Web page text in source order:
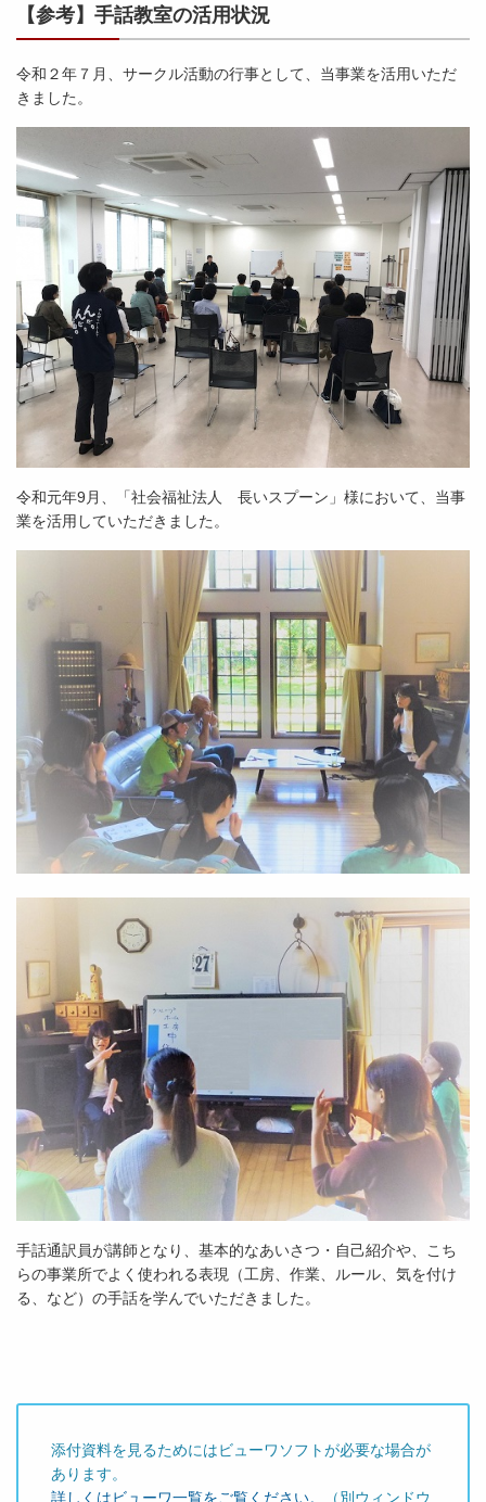
【参考】手話教室の活用状況
令和２年７月、サークル活動の行事として、当事業を活用いただ
きました。
令和元年9月、「社会福祉法人 長いスプーン」様において、当事
業を活用していただきました。
手話通訳員が講師となり、基本的なあいさつ・自己紹介や、こち
らの事業所でよく使われる表現（工房、作業、ルール、気を付け
る、など）の手話を学んでいただきました。
添付資料を見るためにはビューワソフトが必要な場合が
あります。
詳しくはビューワ一覧をご覧ください。
（別ウィンドウ